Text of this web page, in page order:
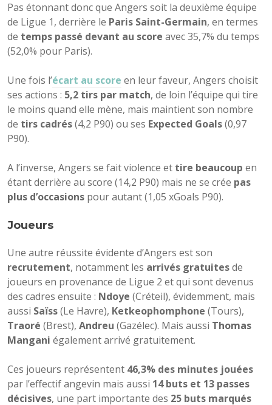
Pas étonnant donc que Angers soit la deuxième équipe
de Ligue 1, derrière le Paris Saint-Germain, en termes
de temps passé devant au score avec 35,7% du temps
(52,0% pour Paris).
Une fois l’écart au score en leur faveur, Angers choisit
ses actions : 5,2 tirs par match, de loin l’équipe qui tire
le moins quand elle mène, mais maintient son nombre
de tirs cadrés(4,2 P90) ou ses Expected Goals(0,97
P90).
A l’inverse, Angers se fait violence et tire beaucoup en
étant derrière au score (14,2 P90) mais ne se crée pas
plus d’occasions pour autant (1,05 xGoals P90).
Joueurs
Une autre réussite évidente d’Angers est son
recrutement, notamment les arrivés gratuitesde
joueurs en provenance de Ligue 2 et qui sont devenus
des cadres ensuite : Ndoye (Créteil), évidemment, mais
aussi Saïss(Le Havre), Ketkeophomphone (Tours),
Traoré (Brest), Andreu (Gazélec). Mais aussi Thomas
Mangani également arrivé gratuitement.
Ces joueurs représentent 46,3% des minutes jouées
par l’effectif angevin mais aussi 14 buts et 13 passes
décisives, une part importante des 25 buts marqués